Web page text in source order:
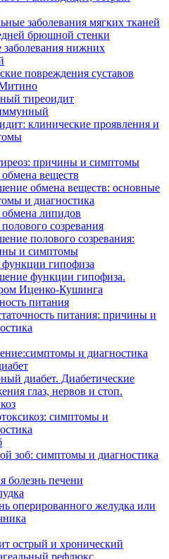
заболевания мягких тканей
брюшной стенки
заболевания нижних
повреждения суставов
тиреоидит
клинические проявления и
причины и симптомы
веществ
обмена веществ: основные
и диагностика
липидов
созревания
полового созревания:
и симптомы
гипофиза
функции гипофиза.
Иценко-Кушинга
питания
питания: причины и
и диагностика
диабет. Диабетические
глаз, нервов и стоп.
симптомы и
зоб: симптомы и диагностика
болезнь печени
оперированного желудка или
острый и хронический
рефлюкс